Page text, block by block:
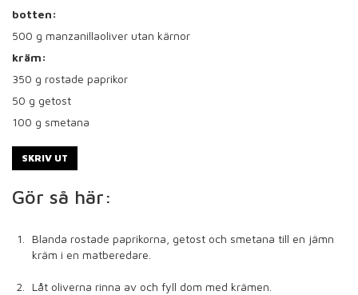
botten:
500 g manzanillaoliver utan kärnor
kräm:
350 g rostade paprikor
50 g getost
100 g smetana
SKRIV UT
Gör så här:
Blanda rostade paprikorna, getost och smetana till en jämn
kräm i en matberedare.
Låt oliverna rinna av och fyll dom med krämen.